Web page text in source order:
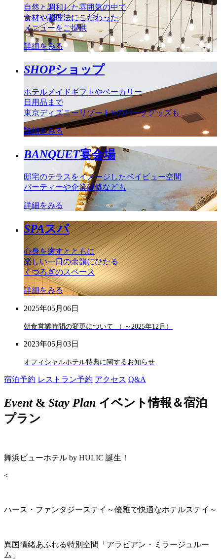
自然と調和した雰囲気の中で
食材や調理法にこだわった
メニューをご提供
詳細をみる
SHOPショップ
ホテルメイドギフトやベーカリー
日用品まで
東京ディズニーリゾート®のパークグッズも
詳細をみる
BANQUET宴会場
邸宅のテラスをイメージしたベイビュー空間
パーティーや企業研修なども
詳細をみる
SPAスパ
心身を癒すとともに
楽しい一日の余韻にひたる
くつろぎのスペース
詳細をみる
2025年05月06日
朝食営業時間の変更について （ ～2025年12月）
2023年05月03日
オフィシャルホテル特典に関するお知らせ
宿泊予約 レストラン予約 アクセス Q&A
Event& Stay Plan イベント情報＆宿泊
プラン
舞浜ビューホテル by HULIC 誕生！
<
ハース・ファンタジーステイ～優雅で快適なホテルステイ～
異国情緒あふれる特別空間「アラビアン・ミラージュルー
ム」